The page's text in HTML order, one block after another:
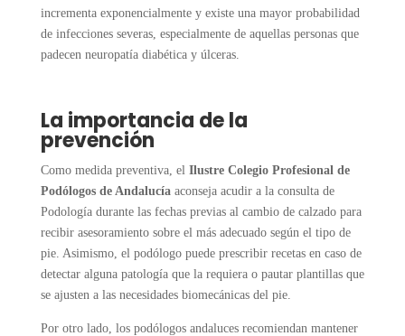
incrementa exponencialmente y existe una mayor probabilidad
de infecciones severas, especialmente de aquellas personas que
padecen neuropatía diabética y úlceras.
La importancia de la
prevención
Como medida preventiva, el Ilustre Colegio Profesional de
Podólogos de Andalucíaaconseja acudir a la consulta de
Podología durante las fechas previas al cambio de calzado para
recibir asesoramiento sobre el más adecuado según el tipo de
pie. Asimismo, el podólogo puede prescribir recetas en caso de
detectar alguna patología que la requiera o pautar plantillas que
se ajusten a las necesidades biomecánicas del pie.
Por otro lado, los podólogos andaluces recomiendan mantener